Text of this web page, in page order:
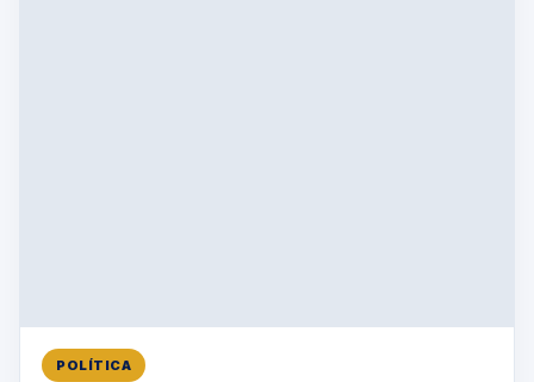
POLÍTICA